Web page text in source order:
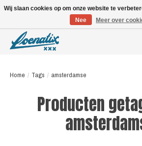
Home / Tags / amsterdamse
Producten
Wij slaan cookies op om onze website te
Nee
Meer over